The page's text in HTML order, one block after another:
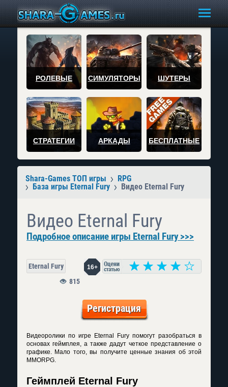
РОЛЕВЫЕ СИМУЛЯТОРЫ ШУТЕРЫ
СТРАТЕГИИ АРКАДЫ БЕСПЛАТНЫЕ
Shara-Games ТОП игры
RPG
База игры Eternal Fury
Видео Eternal Fury
Видео Eternal Fury
Подробное описание игры Eternal Fury >>>
Eternal Fury 16+
815
Регистрация
Видеоролики по игре Eternal Fury помогут разобраться в
основах геймплея, а также дадут четкое представление о
графике. Мало того, вы получите ценные знания об этой
MMORPG.
Геймплей Eternal Fury